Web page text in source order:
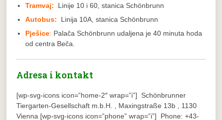
Tramvaj:
Linije 10 i 60, stanica Schönbrunn
Autobus:
Linija 10A, stanica Schönbrunn
Pješice: Palača Schönbrunn udaljena je 40 minuta hoda
od centra Beča.
Adresa i kontakt
[wp-svg-icons icon=”home-2″ wrap=”i”] Schönbrunner
Tiergarten-Gesellschaft m.b.H. , Maxingstraße 13b , 1130
Vienna [wp-svg-icons icon=”phone” wrap=”i”] Phone: +43-